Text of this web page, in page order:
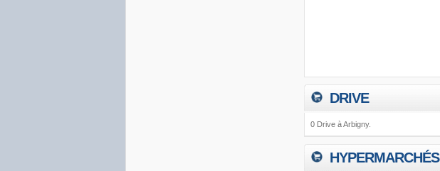
DRIVE
0 Drive à Arbigny.
HYPERMARCHÉS